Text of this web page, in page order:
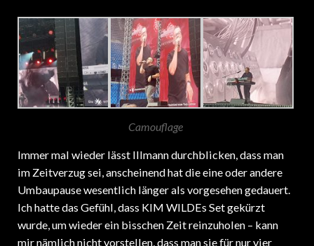
Camouflage
Immer mal wieder lässt Illmann durchblicken, dass man
im Zeitverzug sei, anscheinend hat die eine oder andere
Umbaupause wesentlich länger als vorgesehen gedauert.
Ich hatte das Gefühl, dass KIM WILDEs Set gekürzt
wurde, um wieder ein bisschen Zeit reinzuholen – kann
mir nämlich nicht vorstellen, dass man sie für nur vier